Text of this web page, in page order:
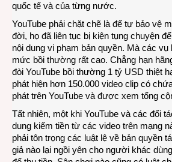
quốc tế và của từng nước.
YouTube phải chặt chẽ là để tự bảo vệ
đời, họ đã liên tục bị kiện tụng chuyện
nội dung vi phạm bản quyền. Mà các
mức bồi thường rất cao. Chẳng hạn
đòi YouTube bồi thường 1 tỷ USD thiệt
phát hiện hơn 150.000 video clip có
phát trên YouTube và được xem tổng
Tất nhiên, một khi YouTube và các đối
dung kiếm tiền từ các video trên mạng
phải tôn trọng các luật lệ về bản quyền
giả nào lại ngồi yên cho người khác